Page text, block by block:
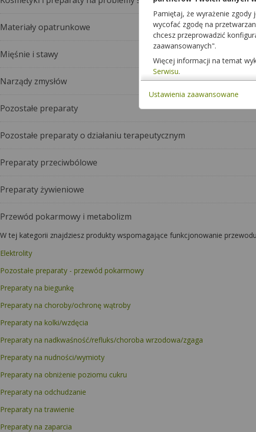
Materiały opatrunkowe
Mięśnie i stawy
Narządy zmysłów
Pozostałe preparaty
Pozostałe preparaty o działaniu terapeutycznym
Preparaty przeciwbólowe
Preparaty żywieniowe
Przewód pokarmowy i metabolizm
W tej kategorii znajdziesz produkty wspomagające funkcjonowanie
Elektrolity
Pozostałe preparaty - przewód pokarmowy
Preparaty na biegunkę
Preparaty na choroby/ochronę wątroby
Preparaty na kolki/wzdęcia
Preparaty na nadkwaśność/refluks/choroba wrzodowa/zgaga
Preparaty na nudności/wymioty
Preparaty na obniżenie poziomu cukru
Preparaty na odchudzanie
Preparaty na trawienie
Preparaty na zaparcia
Pamiętaj, że wyrażenie
wycofać zgodę na
chcesz przeprowadzić
zaawansowanych".
Więcej informacji na temat
Serwisu.
Ustawienia zaawansowane